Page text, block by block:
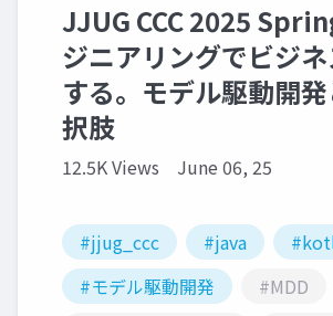
JJUG CCC 2025
ジニアリングでビジ
する。モデル駆動開
択肢
12.5K Views June 06, 25
#jjug_ccc #java
#モデル駆動開発
#MDD